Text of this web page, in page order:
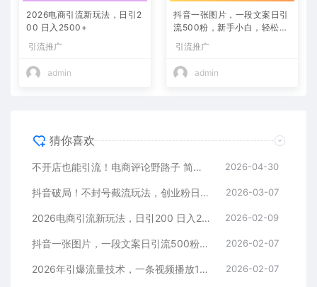
2026电商引流新玩法，日引2
00 日入2500+
引流推广
admin
抖音一张图片，一段文案日引
流500粉，新手小白，轻松上
引流推广
admin
猜你喜欢
不开店也能引流！电商评论野路子 简单粗暴 有手就能做 2026-04-30
抖音破局！不封号截流玩法，创业粉日涨 200 + 实操指南 2026-03-07
2026电商引流新玩法，日引200 日入2500+ 2026-02-09
抖音一张图片，一段文案日引流500粉，新手小白，轻松上手 2026-02-07
2026年引爆流量技术，一条视频播放100W＋，无脑发，小白轻松上手 2026-02-07